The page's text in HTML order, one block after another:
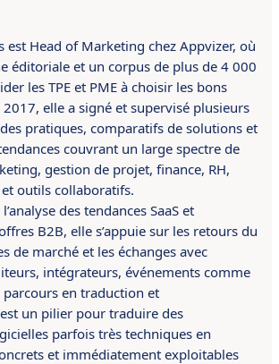
est Head of Marketing chez Appvizer, où
éditoriale et un corpus de plus de 4 000
les TPE et PME à choisir les bons
elle a signé et supervisé plusieurs
pratiques, comparatifs de solutions et
couvrant un large spectre de
gestion de projet, finance, RH,
outils collaboratifs.
des tendances SaaS et
B2B, elle s’appuie sur les retours du
de marché et les échanges avec
intégrateurs, événements comme
parcours en traduction et
un pilier pour traduire des
parfois très techniques en
et immédiatement exploitables